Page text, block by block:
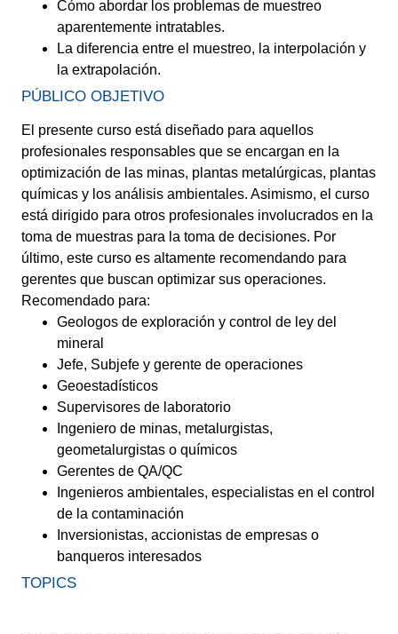
Cómo abordar los problemas de muestreo
aparentemente intratables.
La diferencia entre el muestreo, la interpolación y
la extrapolación.
PÚBLICO OBJETIVO
El presente curso está diseñado para aquellos
profesionales responsables que se encargan en la
optimización de las minas, plantas metalúrgicas, plantas
químicas y los análisis ambientales. Asimismo, el curso
está dirigido para otros profesionales involucrados en la
toma de muestras para la toma de decisiones. Por
último, este curso es altamente recomendando para
gerentes que buscan optimizar sus operaciones.
Recomendado para:
Geologos de exploración y control de ley del
mineral
Jefe, Subjefe y gerente de operaciones
Geoestadísticos
Supervisores de laboratorio
Ingeniero de minas, metalurgistas,
geometalurgistas o químicos
Gerentes de QA/QC
Ingenieros ambientales, especialistas en el control
de la contaminación
Inversionistas, accionistas de empresas o
banqueros interesados
TOPICS